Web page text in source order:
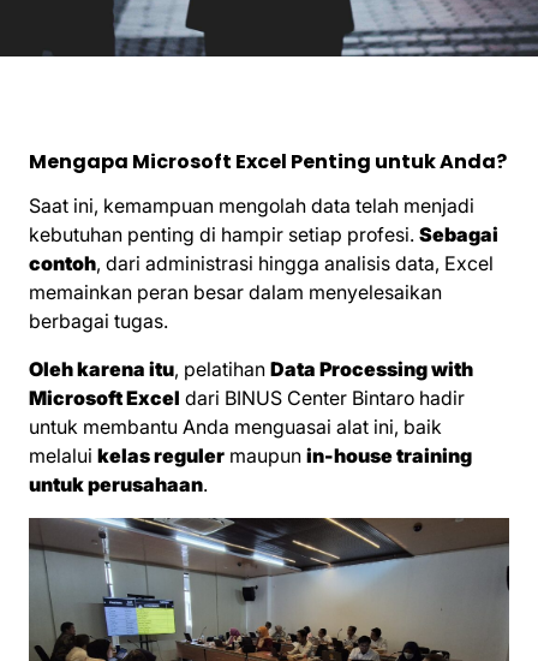
Mengapa Microsoft Excel Penting untuk Anda?
Saat ini, kemampuan mengolah data telah menjadi
kebutuhan penting di hampir setiap profesi. Sebagai
contoh, dari administrasi hingga analisis data, Excel
memainkan peran besar dalam menyelesaikan
berbagai tugas.
Oleh karena itu, pelatihan Data Processing with
Microsoft Excel dari BINUS Center Bintaro hadir
untuk membantu Anda menguasai alat ini, baik
melalui kelas reguler maupun in-house training
untuk perusahaan.